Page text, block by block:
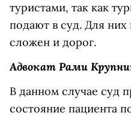
туристами, так как
подают в суд. Для них
сложен и дорог.
Адвокат Рами
В данном случае суд
состояние пациента